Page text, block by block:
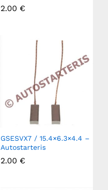
2.00 €
GSESVX7 / 15.4×6.3×4.4 –
Autostarteris
2.00 €